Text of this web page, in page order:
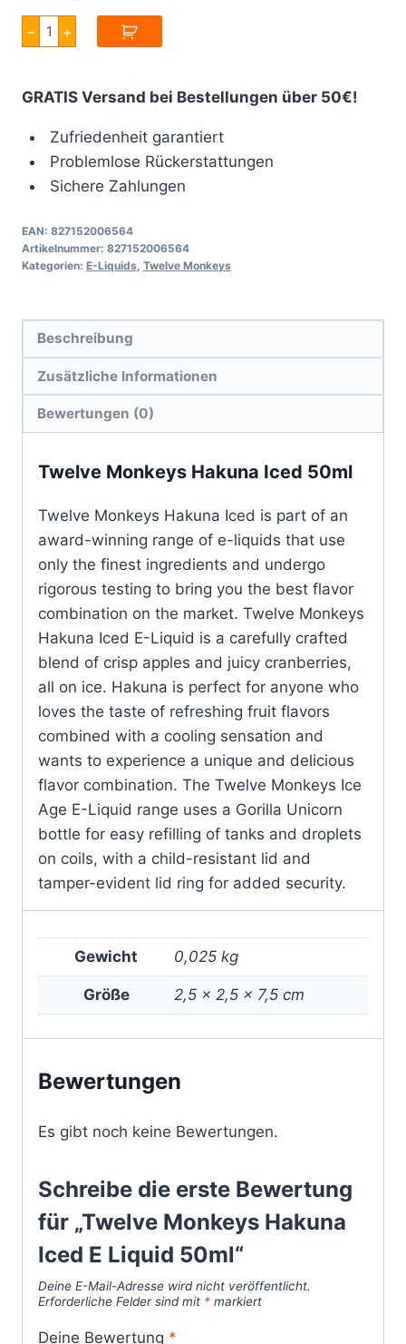
–
Twelve
Monkeys
Hakuna
Liquid
Menge
+
GRATIS Versand bei Bestellungen über 50€!
Zufriedenheit garantiert
Problemlose Rückerstattungen
Sichere Zahlungen
EAN: 827152006564
Artikelnummer: 827152006564
Kategorien: E-Liquids Twelve Monkeys
Beschreibung
Zusätzliche Informationen
Bewertungen (0)
Twelve Monkeys Hakuna Iced 50ml
Twelve Monkeys Hakuna Iced is part of an
award-winning range of e-liquids that use
only the finest ingredients and undergo
rigorous testing to bring you the best flavor
combination on the market. Twelve Monkeys
Hakuna Iced E-Liquid is a carefully crafted
blend of crisp apples and juicy cranberries,
all on ice. Hakuna is perfect for anyone who
loves the taste of refreshing fruit flavors
combined with a cooling sensation and
wants to experience a unique and delicious
flavor combination. The Twelve Monkeys Ice
Age E-Liquid range uses a Gorilla Unicorn
bottle for easy refilling of tanks and droplets
on coils, with a child-resistant lid and
tamper-evident lid ring for added security.
Gewicht 0,025 kg
Größe 2,5 × 2,5 × 7,5 cm
Bewertungen
Es gibt noch keine Bewertungen.
Schreibe die erste Bewertung
für „Twelve Monkeys Hakuna
Iced E Liquid 50ml“
Deine E-Mail-Adresse wird nicht veröffentlicht.
Erforderliche Felder sind mit * markiert
Deine Bewertung *